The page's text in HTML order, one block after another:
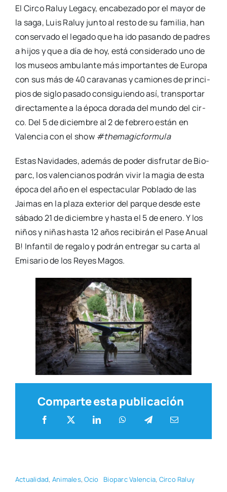
El Cir­co Raluy Legacy, enca­be­za­do por el mayor de
la saga, Luis Raluy jun­to al res­to de su fami­lia, han
con­ser­va­do el lega­do que ha ido pasan­do de padres
a hijos y que a día de hoy, está con­si­de­ra­do uno de
los museos ambu­lan­te más impor­tan­tes de Euro­pa
con sus más de 40 cara­va­nas y camio­nes de prin­ci­
pios de siglo pasa­do con­si­guien­do así, trans­por­tar
direc­ta­men­te a la épo­ca dora­da del mun­do del cir­
co. Del 5 de diciem­bre al 2 de febre­ro están en
Valen­cia con el show #the­ma­gic­for­mu­la
Estas Navi­da­des, ade­más de poder dis­fru­tar de Bio­
parc, los valen­cia­nos podrán vivir la magia de esta
épo­ca del año en el espec­ta­cu­lar Pobla­do de las
Jai­mas en la pla­za exte­rior del par­que des­de este
sába­do 21 de diciem­bre y has­ta el 5 de enero. Y los
niños y niñas has­ta 12 años reci­bi­rán el Pase Anual
B! Infan­til de rega­lo y podrán entre­gar su car­ta al
Emi­sa­rio de los Reyes Magos.
Comparte esta publicación
Actua­li­dad, Ani­ma­les,Ocio Bio­parc Valen­cia, Cir­co Raluy